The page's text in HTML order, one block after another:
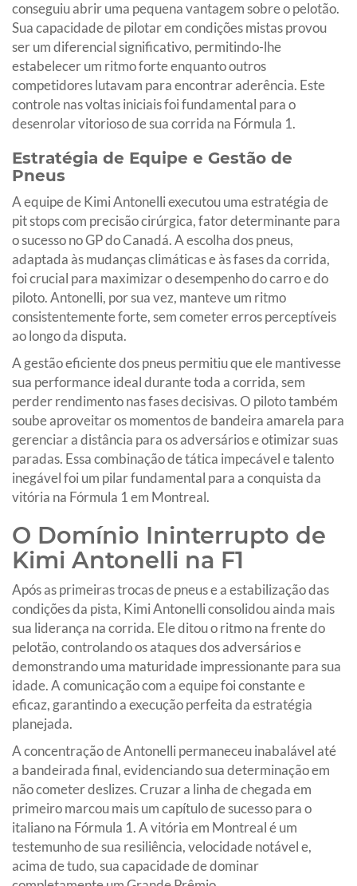
conseguiu abrir uma pequena vantagem sobre o pelotão.
Sua capacidade de pilotar em condições mistas provou
ser um diferencial significativo, permitindo-lhe
estabelecer um ritmo forte enquanto outros
competidores lutavam para encontrar aderência. Este
controle nas voltas iniciais foi fundamental para o
desenrolar vitorioso de sua corrida na Fórmula 1.
Estratégia de Equipe e Gestão de
Pneus
A equipe de Kimi Antonelli executou uma estratégia de
pit stops com precisão cirúrgica, fator determinante para
o sucesso no GP do Canadá. A escolha dos pneus,
adaptada às mudanças climáticas e às fases da corrida,
foi crucial para maximizar o desempenho do carro e do
piloto. Antonelli, por sua vez, manteve um ritmo
consistentemente forte, sem cometer erros perceptíveis
ao longo da disputa.
A gestão eficiente dos pneus permitiu que ele mantivesse
sua performance ideal durante toda a corrida, sem
perder rendimento nas fases decisivas. O piloto também
soube aproveitar os momentos de bandeira amarela para
gerenciar a distância para os adversários e otimizar suas
paradas. Essa combinação de tática impecável e talento
inegável foi um pilar fundamental para a conquista da
vitória na Fórmula 1 em Montreal.
O Domínio Ininterrupto de
Kimi Antonelli na F1
Após as primeiras trocas de pneus e a estabilização das
condições da pista, Kimi Antonelli consolidou ainda mais
sua liderança na corrida. Ele ditou o ritmo na frente do
pelotão, controlando os ataques dos adversários e
demonstrando uma maturidade impressionante para sua
idade. A comunicação com a equipe foi constante e
eficaz, garantindo a execução perfeita da estratégia
planejada.
A concentração de Antonelli permaneceu inabalável até
a bandeirada final, evidenciando sua determinação em
não cometer deslizes. Cruzar a linha de chegada em
primeiro marcou mais um capítulo de sucesso para o
italiano na Fórmula 1. A vitória em Montreal é um
testemunho de sua resiliência, velocidade notável e,
acima de tudo, sua capacidade de dominar